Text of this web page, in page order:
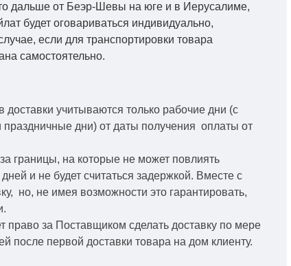
дальше от Беэр-Шевы на юге и в Иерусалиме,
будет оговариваться индивидуально,
если для транспортировки товара
самостоятельно.
доставки учитываются только рабочие дни (с
дни) от даты получения оплаты от
границы, на которые не может повлиять
и не будет считаться задержкой. Вместе с
но, не имея возможности это гарантировать,
право за Поставщиком сделать доставку по мере
после первой доставки товара на дом клиенту.